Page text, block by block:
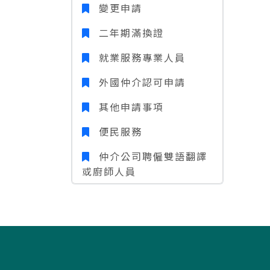
變更申請
二年期滿換證
就業服務專業人員
外國仲介認可申請
其他申請事項
便民服務
仲介公司聘僱雙語翻譯
或廚師人員